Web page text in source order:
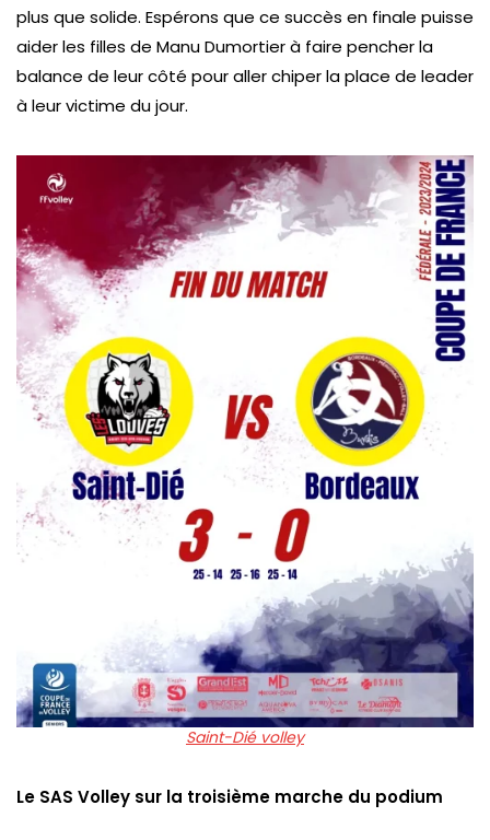
plus que solide. Espérons que ce succès en finale puisse
aider les filles de Manu Dumortier à faire pencher la
balance de leur côté pour aller chiper la place de leader
à leur victime du jour.
Saint-Dié volley
Le SAS Volley sur la troisième marche du podium